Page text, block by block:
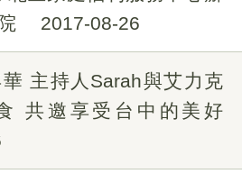
2017-08-26
主持人Sarah與艾力克
共邀享受台中的美好